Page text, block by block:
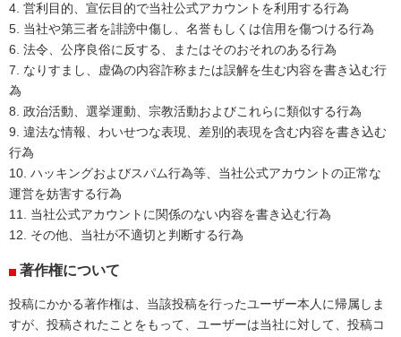
4. 営利目的、宣伝目的で当社公式アカウントを利用する行為
5. 当社や第三者を誹謗中傷し、名誉もしくは信用を傷つける行為
6. 法令、公序良俗に反する、またはそのおそれのある行為
7.
なりすまし、虚偽の内容詐称または誤解を生む内容を書き込む行
為
8. 政治活動、選挙運動、宗教活動およびこれらに類似する行為
9. 違法な情報、わいせつな表現、差別的表現を含む内容を書き込む
行為
10. ハッキングおよびスパム行為等、当社公式アカウントの正常な
運営を妨害する行為
11.
当社公式アカウントに関係のない内容を書き込む行為
12.
その他、当社が不適切と判断する行為
著作権について
投稿にかかる著作権は、当該投稿を行ったユーザー本人に帰属しま
すが、投稿されたことをもって、ユーザーは当社に対して、投稿コ